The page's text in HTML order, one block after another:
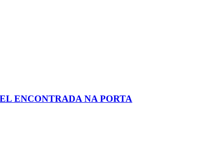
ENCONTRADA NA PORTA